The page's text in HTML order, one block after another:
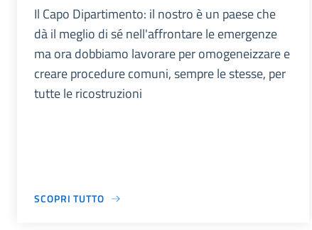
Il Capo Dipartimento: il nostro è un paese che
dà il meglio di sé nell'affrontare le emergenze
ma ora dobbiamo lavorare per omogeneizzare e
creare procedure comuni, sempre le stesse, per
tutte le ricostruzioni
SCOPRI TUTTO